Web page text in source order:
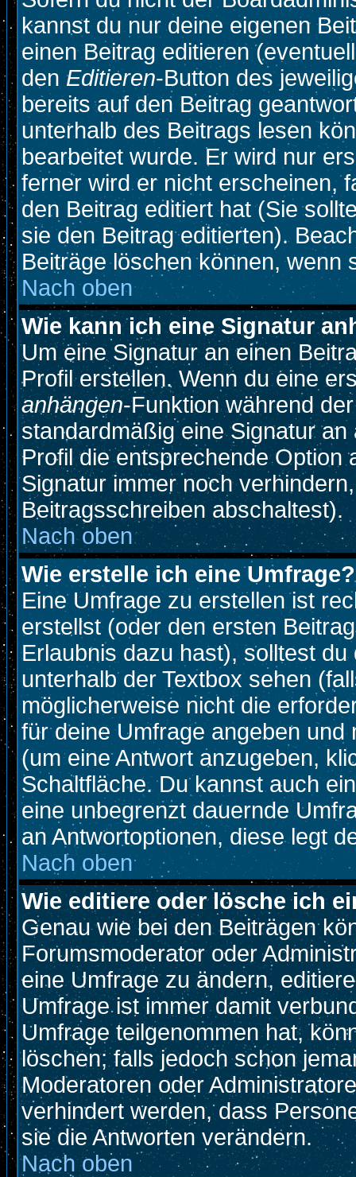
kannst du nur deine eigenen
einen Beitrag editieren
den Editieren-Button des
bereits auf den Beitrag
unterhalb des Beitrags lesen
bearbeitet wurde. Er wird nur
ferner wird er nicht erscheinen,
den Beitrag editiert hat (Sie
sie den Beitrag editierten).
Beiträge löschen können, wenn
Nach oben
Wie kann ich eine Signatur
Um eine Signatur an einen
Profil erstellen. Wenn du eine
anhängen-Funktion während
standardmäßig eine Signatur
Profil die entsprechende Option
Signatur immer noch
Beitragsschreiben abschaltest).
Nach oben
Wie erstelle ich eine Umfrage?
Eine Umfrage zu erstellen ist
erstellst (oder den ersten
Erlaubnis dazu hast), solltest
unterhalb der Textbox sehen
möglicherweise nicht die
für deine Umfrage angeben
(um eine Antwort anzugeben,
Schaltfläche. Du kannst auch
eine unbegrenzt dauernde
an Antwortoptionen, diese legt
Nach oben
Wie editiere oder lösche ich
Genau wie bei den Beiträgen
Forumsmoderator oder
eine Umfrage zu ändern,
Umfrage ist immer damit
Umfrage teilgenommen hat,
löschen; falls jedoch schon
Moderatoren oder
verhindert werden, dass
sie die Antworten verändern.
Nach oben